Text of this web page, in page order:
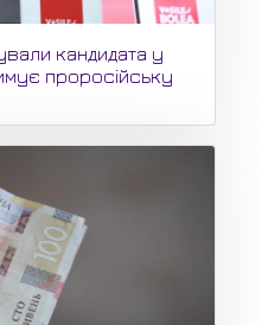
кандидата у
проросійську